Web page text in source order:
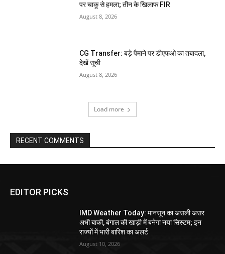
पर चाकू से हमला; तीन के खिलाफ FIR
August 8, 2026
CG Transfer: बड़े पैमाने पर डीएफओ का तबादला,
देखें सूची
August 8, 2026
Load more
RECENT COMMENTS
EDITOR PICKS
IMD Weather Today: मानसून का असली असर
अभी बाकी, बंगाल की खाड़ी में बनेगा नया सिस्टम; इन
राज्यों में भारी बारिश का अलर्ट
August 10, 2026